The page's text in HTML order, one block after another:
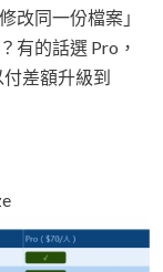
改同一份檔案」
有的話選 Pro，
付差額升級到